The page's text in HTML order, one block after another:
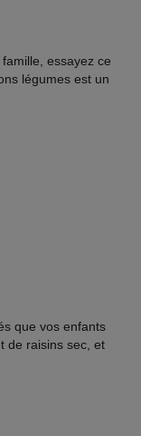
essayez ce
légumes est un
que vos enfants
de raisins sec, et